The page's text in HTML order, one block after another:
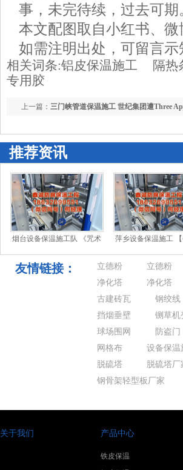
事，未完待续，过去可期
本文配图取自小红书、
如需注明出处，可留言示
相关词条:铝皮保温施工 隔热
专用胶
上一篇： 三门峡管道保温施工 世纪集团遭Three
推荐资讯
烟台设备保温施工队 《咒术
万东谈主
萍乡设备保温施工 【
友情链接： 立德粉 立德粉
净化塔
净化塔
古建砖瓦
钢绞线
挡烟垂壁
铡草机
球场围网
防盗门
网格布
设备保温
脱硫塔
脱硫塔厂
钢骨架轻型板厂家
关于我们 产品中心
铁皮保温